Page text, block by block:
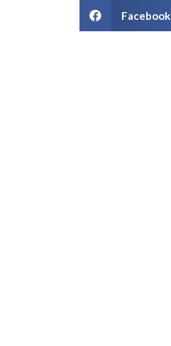
Facebook